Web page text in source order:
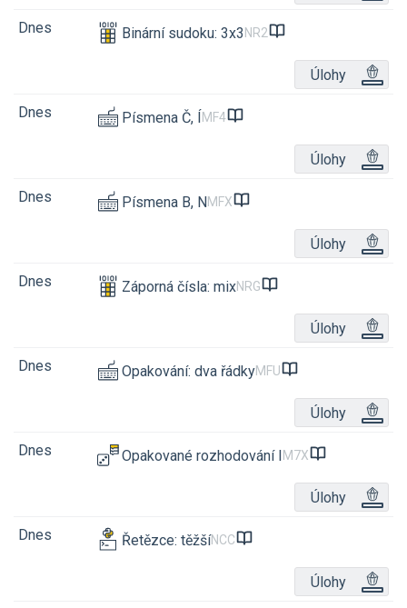
Dnes Binární sudoku: 3x3NR2
Úlohy
Dnes Písmena Č, ÍMF4
Úlohy
Dnes Písmena B, NMFX
Úlohy
Dnes Záporná čísla: mixNRG
Úlohy
Dnes Opakování: dva řádkyMFU
Úlohy
Dnes Opakované rozhodování IM7X
Úlohy
Dnes Řetězce: těžšíNCC
Úlohy